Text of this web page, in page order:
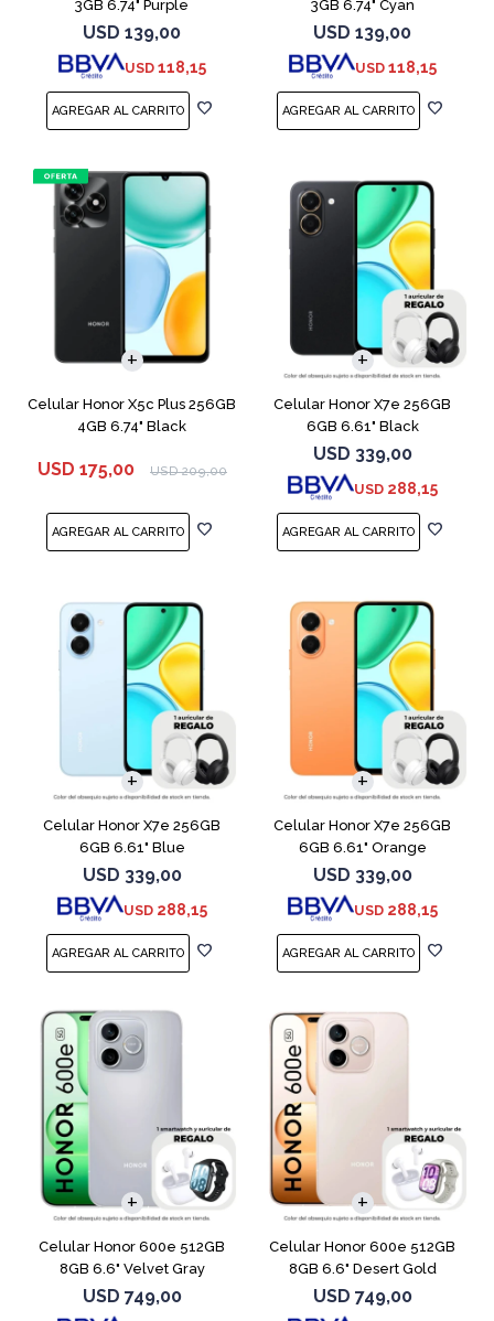
3GB 6.74" Purple
USD 139,00
USD 118,15
3GB 6.74" Cyan
USD 139,00
USD 118,15
Celular Honor X5c Plus 256GB
4GB 6.74" Black
USD 175,00 USD 209,00
COMPARAR
Celular Honor X7e 256GB
6GB 6.61" Black
USD 339,00
USD 288,15
COMPARAR
Celular Honor X7e 256GB
6GB 6.61" Blue
USD 339,00
USD 288,15
COMPARAR
Celular Honor X7e 256GB
6GB 6.61" Orange
USD 339,00
USD 288,15
COMPARAR
Celular Honor 600e 512GB
8GB 6.6" Velvet Gray
USD 749,00
COMPARAR
Celular Honor 600e 512GB
8GB 6.6" Desert Gold
USD 749,00
COMPARAR